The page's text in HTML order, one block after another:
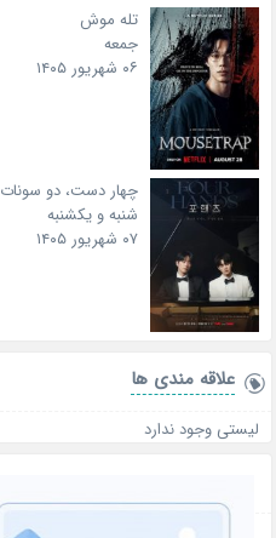
تله موش
جمعه
۰۶ شهریور ۱۴۰۵
چهار دست، دو سونات
شنبه و یکشنبه
۰۷ شهریور ۱۴۰۵
علاقه‌ مندی ها
لیستی وجود ندارد